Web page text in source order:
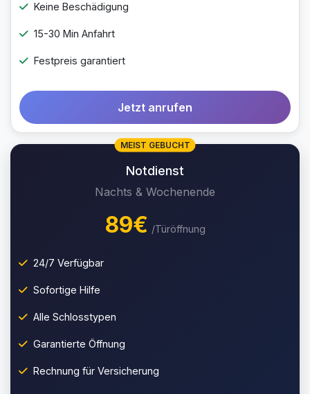
Keine Beschädigung
15-30 Min Anfahrt
Festpreis garantiert
Jetzt anrufen
MEIST GEBUCHT
Notdienst
Nachts & Wochenende
89€ /Türöffnung
24/7 Verfügbar
Sofortige Hilfe
Alle Schlosstypen
Garantierte Öffnung
Rechnung für Versicherung